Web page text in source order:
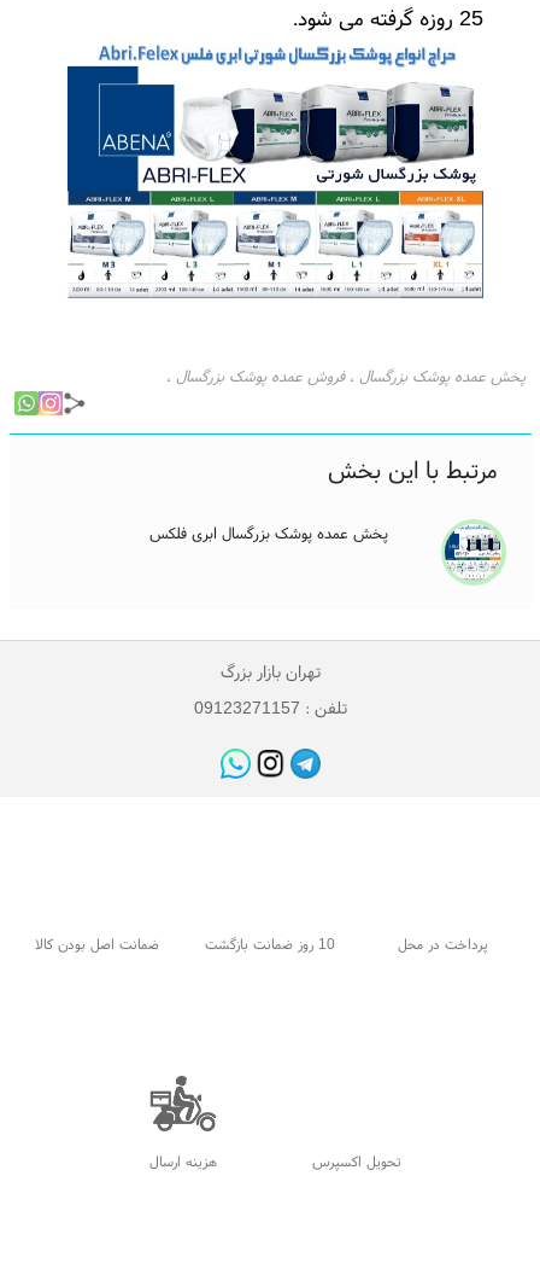
25 روزه گرفته می شود.
پخش عمده پوشک بزرگسال ،فروش عمده پوشک بزرگسال ،
پخش پوشک بزرگسال،پخش پوشک بزرگسال شورتی،
پخش عمده پوشک بزرگسال شورتی
مرتبط با این بخش
پخش عمده پوشک بزرگسال ابری فلکس
تهران بازار بزرگ
تلفن : 09123271157